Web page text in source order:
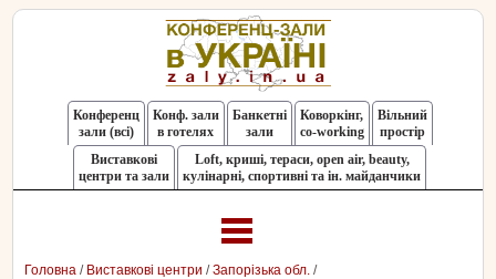
Конференц
зали (всі)
Конф. зали
в готелях
Банкетні
зали
Коворкінг,
co-working
Вільний
простір
Виставкові
центри та зали
Loft, криші, тераси, оpen air, beauty,
кулінарні, спортивні та ін. майданчики
Головна / Виставкові центри /Запорізька обл. /